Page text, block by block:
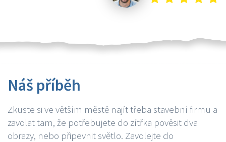
Náš příběh
Zkuste si ve větším městě najít třeba stavební firmu a
zavolat tam, že potřebujete do zítřka pověsit dva
obrazy, nebo připevnit světlo. Zavolejte do